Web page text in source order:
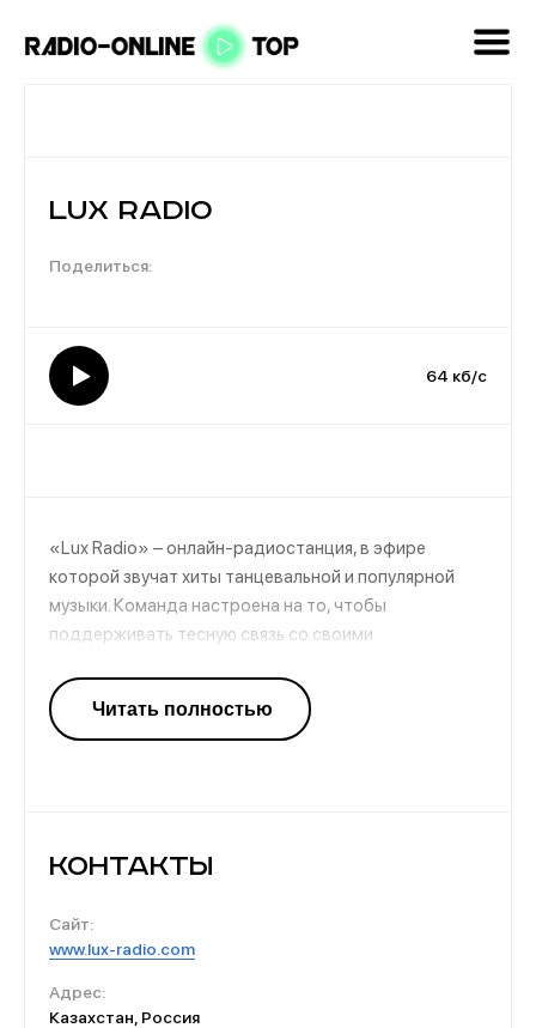
Lux Radio
64 кб/с
«Lux Radio» – онлайн-радиостанция, в эфире
которой звучат хиты танцевальной и популярной
музыки. Команда настроена на то, чтобы
поддерживать тесную связь со своими
свое мнение, а также заказать трек, который
хочется услышать в эфире. Заряжает позитивом,
Контакты
Сайт:
www.lux-radio.com
Адрес:
Казахстан, Россия